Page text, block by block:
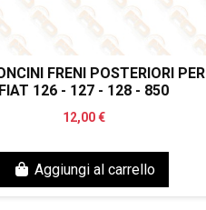
FRENI POSTERIORI PER
FIAT 126 - 127 - 128 - 850
12,00 €
Aggiungi al carrello